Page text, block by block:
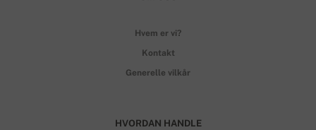
Hvem er vi?
Kontakt
Generelle vilkår
HVORDAN HANDLE